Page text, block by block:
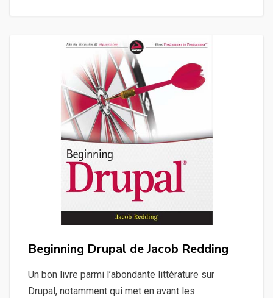
Beginning Drupal de Jacob Redding
Un bon livre parmi l’abondante littérature sur
Drupal, notamment qui met en avant les